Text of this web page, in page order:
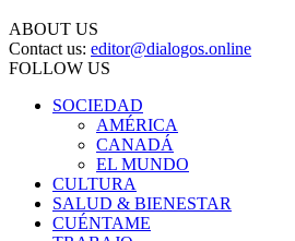
ABOUT US
Contact us: editor@dialogos.online
FOLLOW US
SOCIEDAD
AMÉRICA
CANADÁ
EL MUNDO
CULTURA
SALUD & BIENESTAR
CUÉNTAME